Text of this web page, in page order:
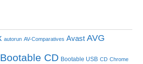
autorun AV-Comparatives Avast AVG
Bootable CD Bootable USB CD Chrome